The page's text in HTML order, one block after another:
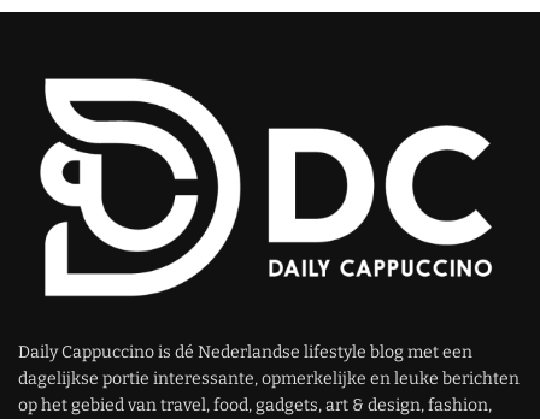
Daily Cappuccino is dé Nederlandse lifestyle blog met een
dagelijkse portie interessante, opmerkelijke en leuke berichten
op het gebied van travel, food, gadgets, art & design, fashion,